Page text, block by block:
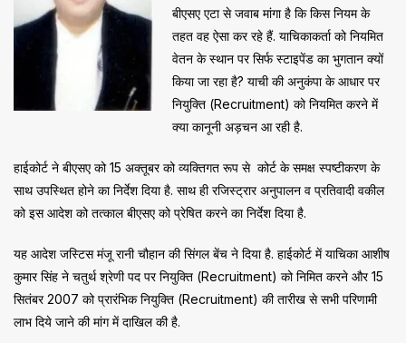
बीएसए एटा से जवाब मांगा है कि किस नियम के
तहत वह ऐसा कर रहे हैं. याचिकाकर्ता को नियमित
वेतन के स्थान पर सिर्फ स्टाइपेंड का भुगतान क्यों
किया जा रहा है? याची की अनुकंपा के आधार पर
नियुक्ति (Recruitment) को नियमित करने में
क्या कानूनी अड़चन आ रही है.
हाईकोर्ट ने बीएसए को 15 अक्तूबर को व्यक्तिगत रूप से कोर्ट के समक्ष स्पष्टीकरण के
साथ उपस्थित होने का निर्देश दिया है. साथ ही रजिस्ट्रार अनुपालन व प्रतिवादी वकील
को इस आदेश को तत्काल बीएसए को प्रेषित करने का निर्देश दिया है.
यह आदेश जस्टिस मंजू रानी चौहान की सिंगल बेंच ने दिया है. हाईकोर्ट में याचिका आशीष
कुमार सिंह ने चतुर्थ श्रेणी पद पर नियुक्ति (Recruitment) को निमित करने और 15
सितंबर 2007 को प्रारंभिक नियुक्ति (Recruitment) की तारीख से सभी परिणामी
लाभ दिये जाने की मांग में दाखिल की है.